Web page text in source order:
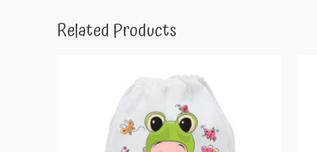
Related Products